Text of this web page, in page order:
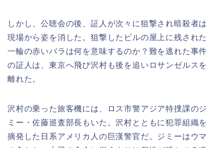
しかし、公聴会の後、証人が次々に狙撃され暗殺者は
現場から姿を消した。狙撃したビルの屋上に残された
一輪の赤いバラは何を意味するのか？難を逃れた事件
の証人は、東京へ飛び沢村も後を追いロサンゼルスを
離れた。
沢村の乗った旅客機には、ロス市警アジア特捜課のジ
ミー・佐藤巡査部長もいた。沢村とともに犯罪組織を
摘発した日系アメリカ人の巨漢警官だ。ジミーはウマ